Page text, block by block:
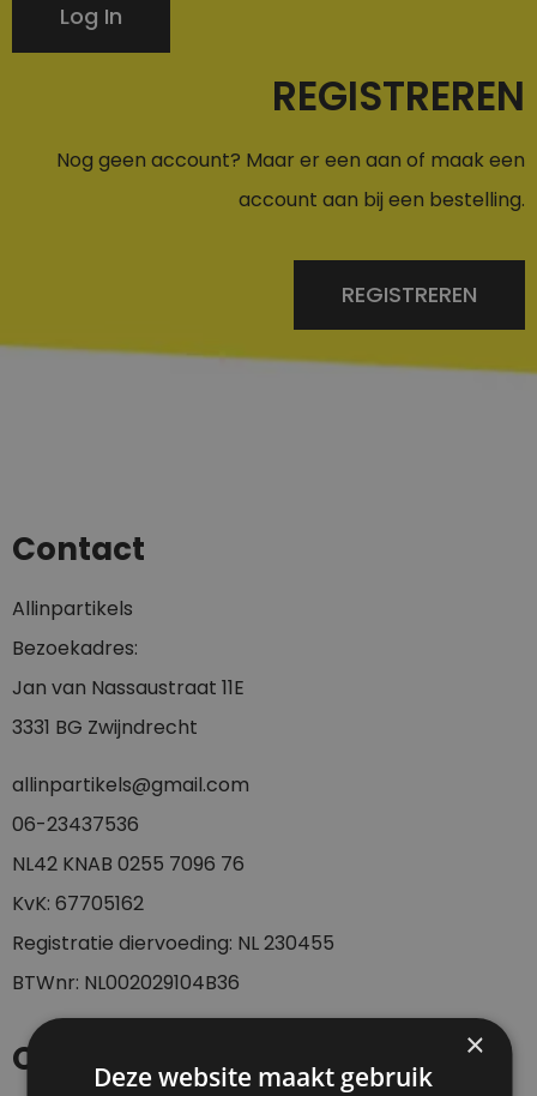
Log In
REGISTREREN
Nog geen account? Maar er een aan of maak een
account aan bij een bestelling.
REGISTREREN
Contact
Allinpartikels
Bezoekadres:
Jan van Nassaustraat 11E
3331 BG Zwijndrecht
allinpartikels@gmail.com
06-23437536
NL42 KNAB 0255 7096 76
KvK: 67705162
Registratie diervoeding: NL 230455
BTWnr: NL002029104B36
Openingstijden ×
Deze website maakt gebruik